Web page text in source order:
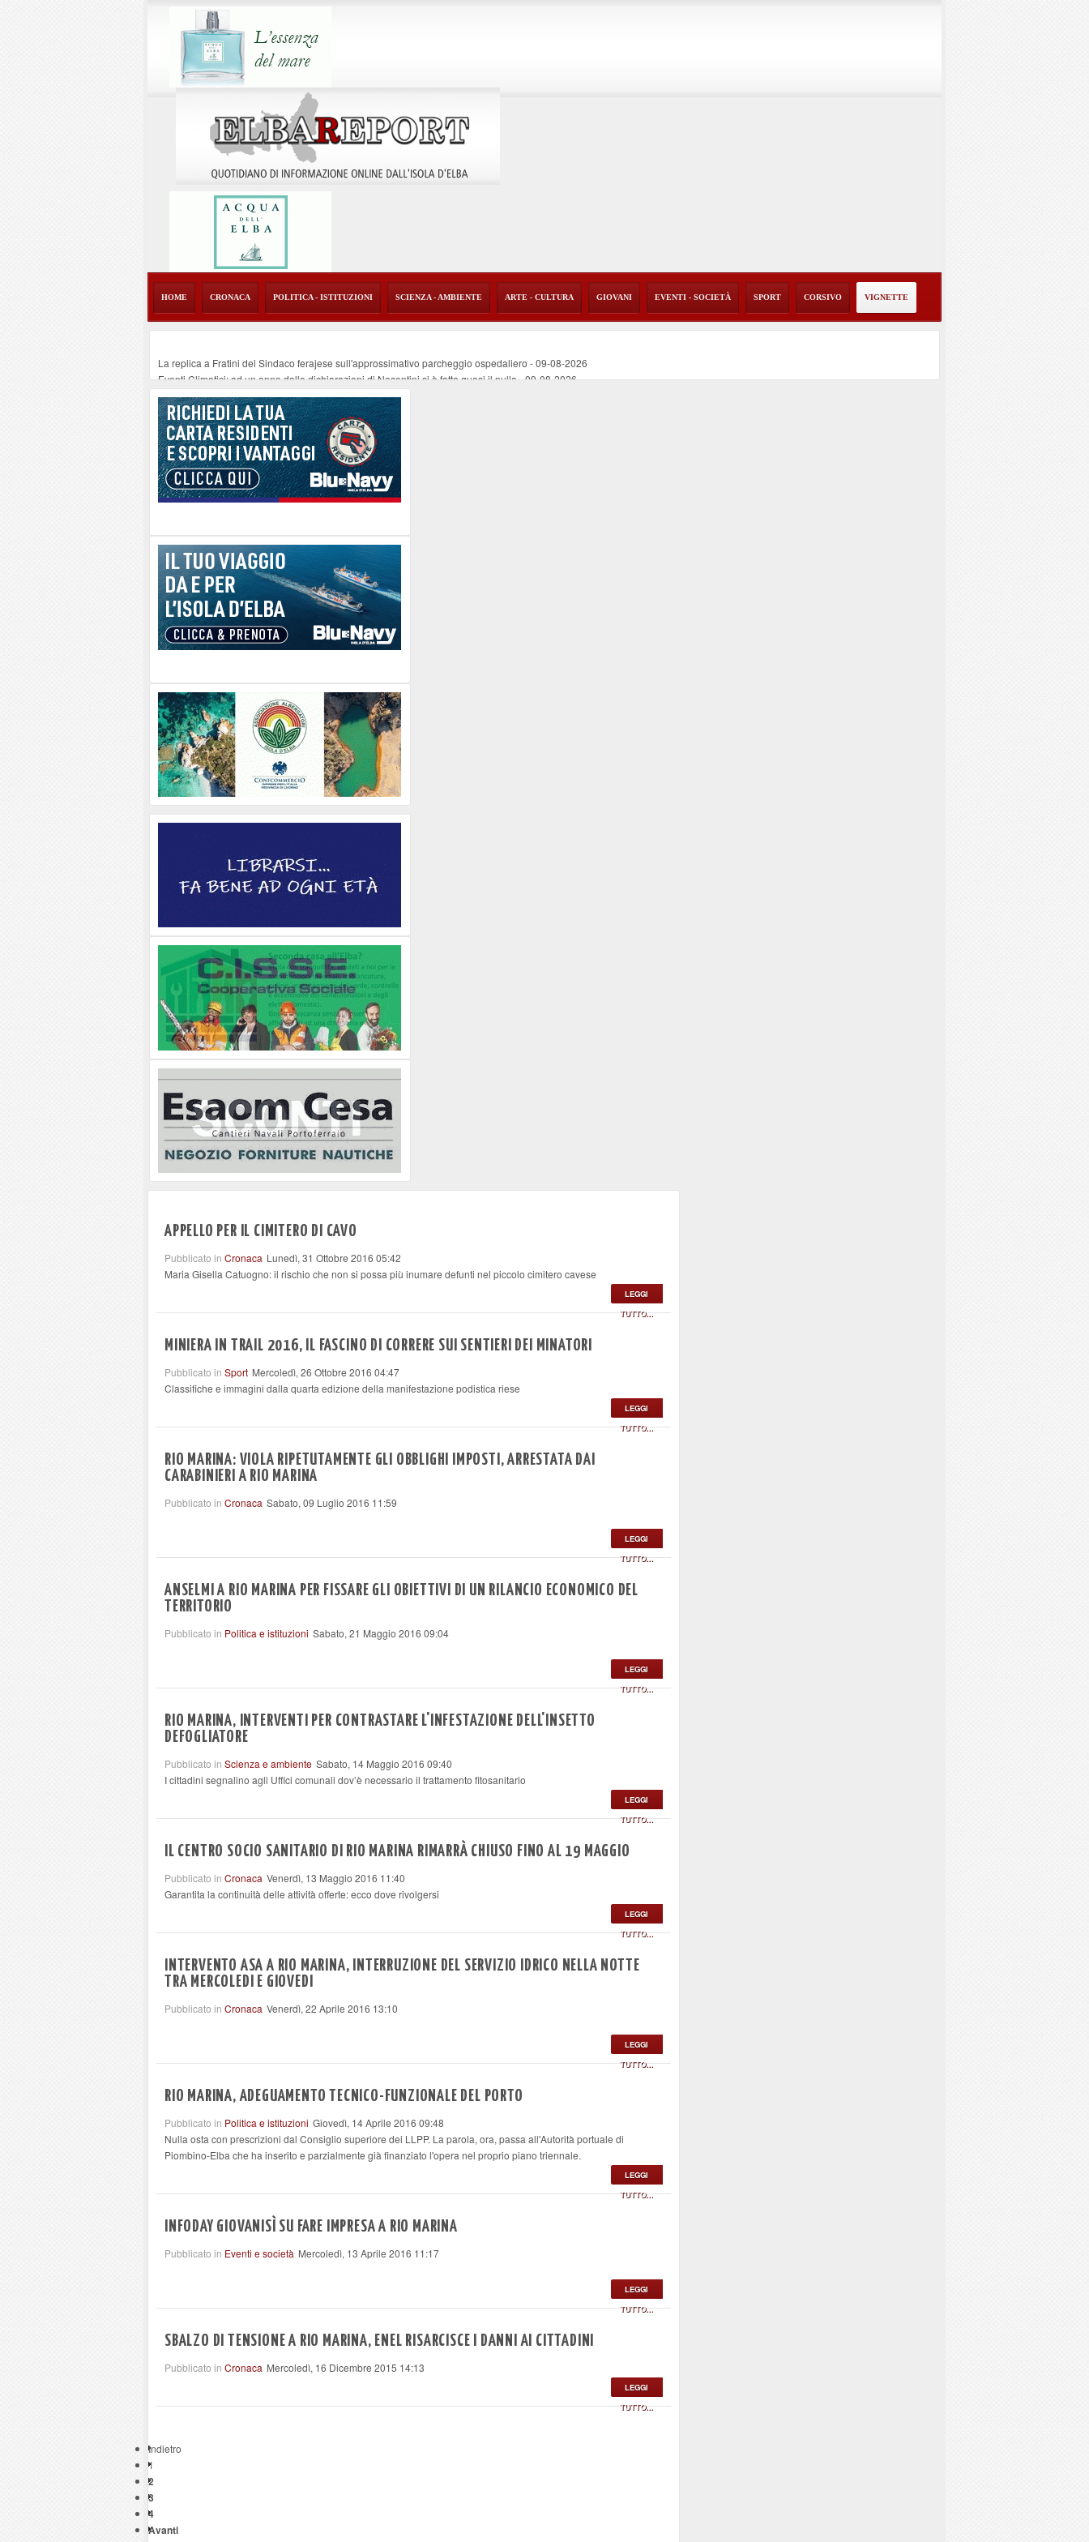
HOME CRONACA POLITICA - ISTITUZIONI SCIENZA - AMBIENTE ARTE - CULTURA GIOVANI EVENTI - SOCIETÀ SPORT CORSIVO VIGNETTE
La replica a Fratini del Sindaco ferajese sull'approssimativo parcheggio ospedaliero -09-08-2026
Eventi Climatici: ad un anno dalle dichiarazioni di Nocentini si è fatto quasi il nulla-09-08-2026
Il 10 agosto a Rio Elba ospita il concerto “Le Storie Necessarie”
Procchio - Straordinario successo del nuovo format Quiz Musicale
All’Elba il traghetto non è una vacanza: è la nostra strada
APPELLO PER IL CIMITERO DI CAVO
Pubblicato in Cronaca Lunedì, 31 Ottobre 2016 05:42
Maria Gisella Catuogno: il rischio che non si possa più inumare defunti nel piccolo cimitero cavese
LEGGI
TUTTO...
MINIERA IN TRAIL 2016, IL FASCINO DI CORRERE SUI SENTIERI DEI MINATORI
Pubblicato in Sport Mercoledì, 26 Ottobre 2016 04:47
Classifiche e immagini dalla quarta edizione della manifestazione podistica riese
LEGGI
TUTTO...
RIO MARINA: VIOLA RIPETUTAMENTE GLI OBBLIGHI IMPOSTI, ARRESTATA DAI
CARABINIERI A RIO MARINA
Pubblicato in Cronaca Sabato, 09 Luglio 2016 11:59
LEGGI
TUTTO...
ANSELMI A RIO MARINA PER FISSARE GLI OBIETTIVI DI UN RILANCIO ECONOMICO DEL
TERRITORIO
Pubblicato in Politica e istituzioni Sabato, 21 Maggio 2016 09:04
LEGGI
TUTTO...
RIO MARINA, INTERVENTI PER CONTRASTARE L'INFESTAZIONE DELL'INSETTO
DEFOGLIATORE
Pubblicato in Scienza e ambiente Sabato, 14 Maggio 2016 09:40
I cittadini segnalino agli Uffici comunali dov’è necessario il trattamento fitosanitario
LEGGI
TUTTO...
IL CENTRO SOCIO SANITARIO DI RIO MARINA RIMARRÀ CHIUSO FINO AL 19 MAGGIO
Pubblicato in Cronaca Venerdì, 13 Maggio 2016 11:40
Garantita la continuità delle attività offerte: ecco dove rivolgersi
LEGGI
TUTTO...
INTERVENTO ASA A RIO MARINA, INTERRUZIONE DEL SERVIZIO IDRICO NELLA NOTTE
TRA MERCOLEDI E GIOVEDI
Pubblicato in Cronaca Venerdì, 22 Aprile 2016 13:10
LEGGI
TUTTO...
RIO MARINA, ADEGUAMENTO TECNICO-FUNZIONALE DEL PORTO
Pubblicato in Politica e istituzioni Giovedì, 14 Aprile 2016 09:48
Nulla osta con prescrizioni dal Consiglio superiore dei LLPP. La parola, ora, passa all'Autorità portuale di
Piombino-Elba che ha inserito e parzialmente già finanziato l'opera nel proprio piano triennale.
LEGGI
TUTTO...
INFODAY GIOVANISÌ SU FARE IMPRESA A RIO MARINA
Pubblicato in Eventi e società Mercoledì, 13 Aprile 2016 11:17
LEGGI
TUTTO...
SBALZO DI TENSIONE A RIO MARINA, ENEL RISARCISCE I DANNI AI CITTADINI
Pubblicato in Cronaca Mercoledì, 16 Dicembre 2015 14:13
LEGGI
TUTTO...
Indietro
1
2
3
4
Avanti